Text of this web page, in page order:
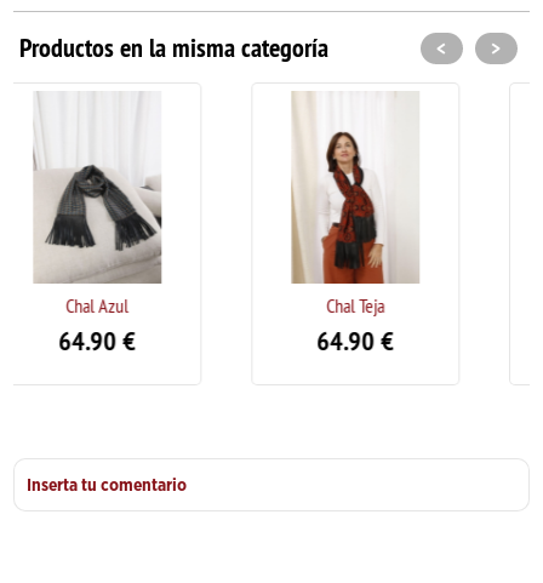
Productos en la misma categoría < >
Inserta tu comentario